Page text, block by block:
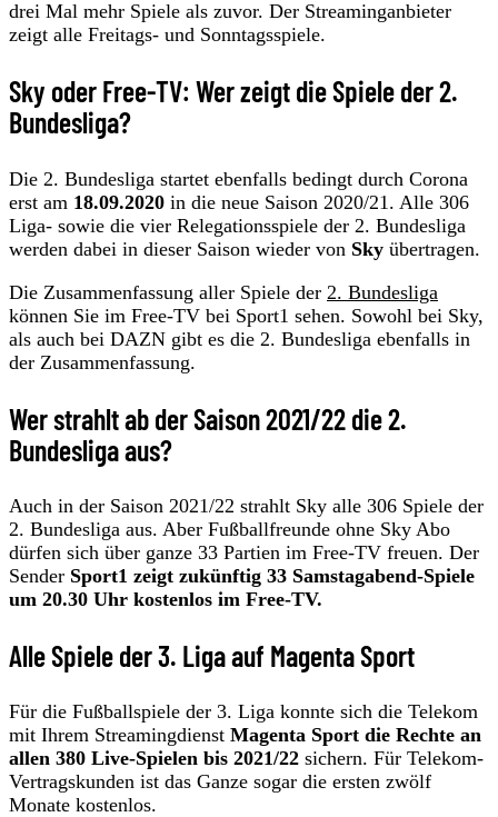
drei Mal mehr Spiele als zuvor. Der Streaminganbieter
zeigt alle Freitags- und Sonntagsspiele.
Sky oder Free-TV: Wer zeigt die Spiele der 2.
Bundesliga?
Die 2. Bundesliga startet ebenfalls bedingt durch Corona
erst am 18.09.2020 in die neue Saison 2020/21. Alle 306
Liga- sowie die vier Relegationsspiele der 2. Bundesliga
werden dabei in dieser Saison wieder von Sky übertragen.
Die Zusammenfassung aller Spiele der 2. Bundesliga
können Sie im Free-TV bei Sport1 sehen. Sowohl bei Sky,
als auch bei DAZN gibt es die 2. Bundesliga ebenfalls in
der Zusammenfassung.
Wer strahlt ab der Saison 2021/22 die 2.
Bundesliga aus?
Auch in der Saison 2021/22 strahlt Sky alle 306 Spiele der
2. Bundesliga aus. Aber Fußballfreunde ohne Sky Abo
dürfen sich über ganze 33 Partien im Free-TV freuen. Der
Sender Sport1 zeigt zukünftig 33 Samstagabend-Spiele
um 20.30 Uhr kostenlos im Free-TV.
Alle Spiele der 3. Liga auf Magenta Sport
Für die Fußballspiele der 3. Liga konnte sich die Telekom
mit Ihrem Streamingdienst Magenta Sport die Rechte an
allen 380 Live-Spielen bis 2021/22 sichern. Für Telekom-
Vertragskunden ist das Ganze sogar die ersten zwölf
Monate kostenlos.